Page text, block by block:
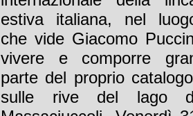
estiva italiana, nel
che vide Giacomo
vivere e comporre
parte del proprio
sulle rive del lago